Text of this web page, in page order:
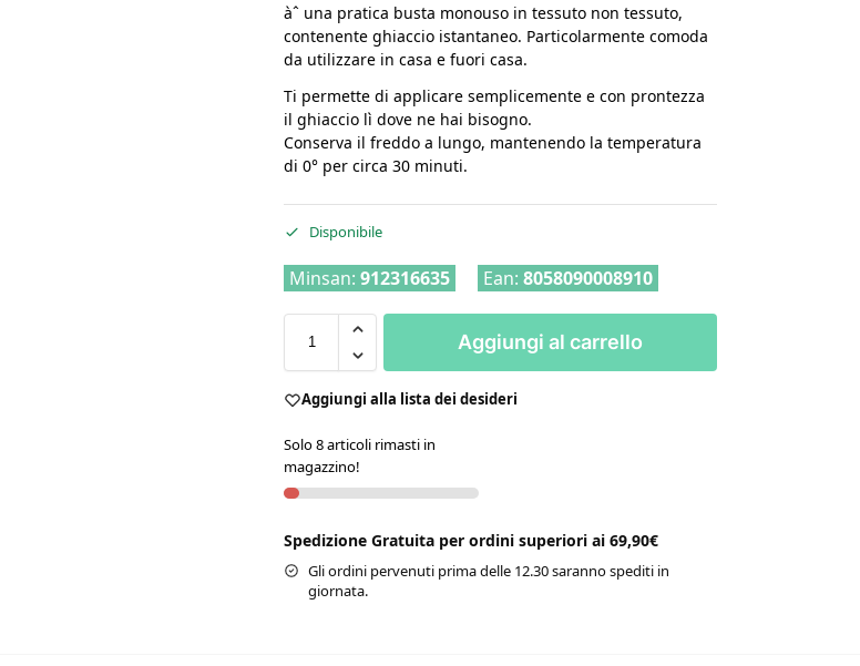
àˆ una pratica busta monouso in tessuto non tessuto,
contenente ghiaccio istantaneo. Particolarmente comoda
da utilizzare in casa e fuori casa.
Ti permette di applicare semplicemente e con prontezza
il ghiaccio lì dove ne hai bisogno.
Conserva il freddo a lungo, mantenendo la temperatura
di 0° per circa 30 minuti.
Disponibile
Minsan:912316635 Ean:8058090008910
Aggiungi al carrello
Aggiungi alla lista dei desideri
Solo 8 articoli rimasti in
magazzino!
Spedizione Gratuita per ordini superiori ai 69,90€
Gli ordini pervenuti prima delle 12.30 saranno spediti in
giornata.